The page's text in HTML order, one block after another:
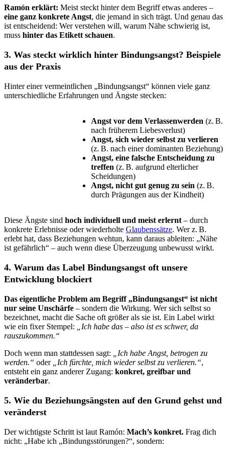
Ramón erklärt: Meist steckt hinter dem Begriff etwas anderes –
eine ganz konkrete Angst, die jemand in sich trägt. Und genau das
ist entscheidend: Wer verstehen will, warum Nähe schwierig ist,
muss hinter das Etikett schauen.
3. Was steckt wirklich hinter Bindungsangst? Beispiele
aus der Praxis
Hinter einer vermeintlichen „Bindungsangst“ können viele ganz
unterschiedliche Erfahrungen und Ängste stecken:
Angst vor dem Verlassenwerden (z. B.
nach früherem Liebesverlust)
Angst, sich wieder selbst zu verlieren
(z. B. nach einer dominanten Beziehung)
Angst, eine falsche Entscheidung zu
treffen (z. B. aufgrund elterlicher
Scheidungen)
Angst, nicht gut genug zu sein (z. B.
durch Prägungen aus der Kindheit)
Diese Ängste sind hoch individuell und meist erlernt – durch
konkrete Erlebnisse oder wiederholte Glaubenssätze. Wer z. B.
erlebt hat, dass Beziehungen wehtun, kann daraus ableiten: „Nähe
ist gefährlich“ – auch wenn diese Überzeugung unbewusst wirkt.
4. Warum das Label Bindungsangst oft unsere
Entwicklung blockiert
Das eigentliche Problem am Begriff „Bindungsangst“ ist nicht
nur seine Unschärfe – sondern die Wirkung. Wer sich selbst so
bezeichnet, macht die Sache oft größer als sie ist. Ein Label wirkt
wie ein fixer Stempel:
„Ich habe das – also ist es schwer, da
rauszukommen.“
Doch wenn man stattdessen sagt:
„Ich habe Angst, betrogen zu
werden.“ oder „Ich fürchte, mich wieder selbst zu verlieren.“,
entsteht ein ganz anderer Zugang: konkret, greifbar und
veränderbar.
5. Wie du Beziehungsängsten auf den Grund gehst und
veränderst
Der wichtigste Schritt ist laut Ramón: Mach’s konkret. Frag dich
nicht: „Habe ich „Bindungsstörungen?“, sondern: